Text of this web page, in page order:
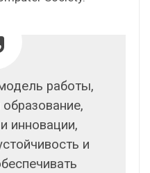
работы,
инновации,
и